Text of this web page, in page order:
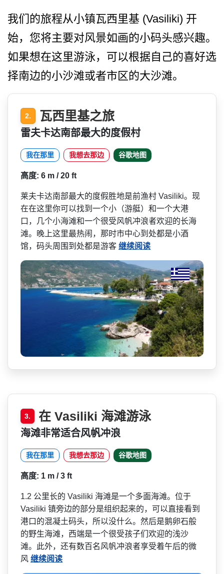
我们的旅程从小镇瓦西里基 (Vasiliki) 开
始，您将主要对风景如画的­小码头感兴趣。
如果想在这里游泳，可以根据自己的喜­好选
择南边的小沙滩或者市区的大沙滩。
2. 瓦西里基之旅
雷夫卡达南部最大的度假村
我在那里 我想去那边 谷歌地图
高度: 6 m / 20 ft
莱夫卡达南部最大的度假胜地是前渔村 Vasiliki。现
在在这里你可以找­到一个小（游艇）和一个大港
口，几个小海滩和一个很­受风帆冲浪者欢迎的长海
滩。晚上这里最热闹，那时市­中心到处都是小酒
馆，码头周围到处都是游客 继续阅读
3. 在 Vasiliki 海滩游泳
海滩非常适合风帆冲浪
我在那里 我想去那边 谷歌地图
高度: 1 m / 3 ft
1.2 公里长的 Vasiliki 海滩是一个多面海滩。位于
Vasiliki 镇旁边的部分是组织起来的，­可以直接看到
港口的混凝土码头，所以没什么。然后是­鹅卵石般
的野生海滩，西端是一个很受孩子们欢迎的浅­沙
滩。此外，还有数百名风帆冲浪者享受着午后的微
风 继续阅读